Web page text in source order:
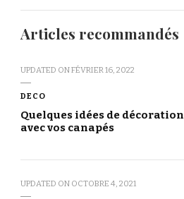
Articles recommandés
UPDATED ONFÉVRIER 16, 2022
DECO
Quelques idées de décoration
avec vos canapés
UPDATED ON OCTOBRE 4, 2021